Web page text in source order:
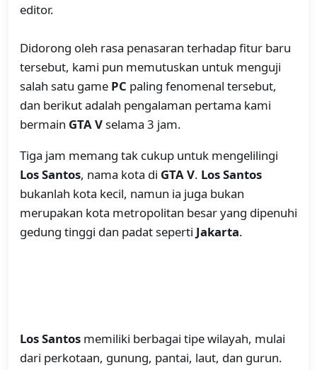
editor.
Didorong oleh rasa penasaran terhadap fitur baru
tersebut, kami pun memutuskan untuk menguji
salah satu game PC paling fenomenal tersebut,
dan berikut adalah pengalaman pertama kami
bermain GTA Vselama 3 jam.
Tiga jam memang tak cukup untuk mengelilingi
Los Santos, nama kota di GTA V. Los Santos
bukanlah kota kecil, namun ia juga bukan
merupakan kota metropolitan besar yang dipenuhi
gedung tinggi dan padat seperti Jakarta.
Los Santos memiliki berbagai tipe wilayah, mulai
dari perkotaan, gunung, pantai, laut, dan gurun.